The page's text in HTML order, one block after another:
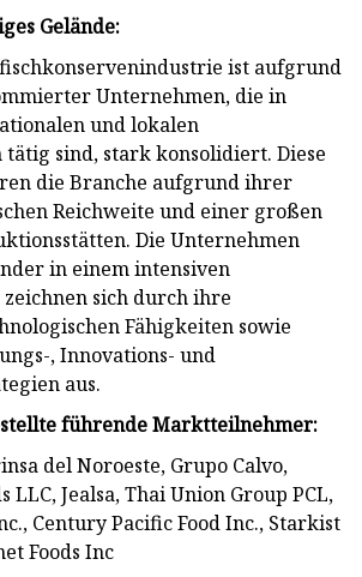
Gelände:
ist aufgrund
Unternehmen, die in
und lokalen
sind, stark konsolidiert. Diese
die Branche aufgrund ihrer
Reichweite und einer großen
Die Unternehmen
in einem intensiven
sich durch ihre
Fähigkeiten sowie
, Innovations- und
aus.
führende Marktteilnehmer:
del Noroeste, Grupo Calvo,
LLC, Jealsa, Thai Union Group PCL,
Century Pacific Food Inc., Starkist
Foods Inc